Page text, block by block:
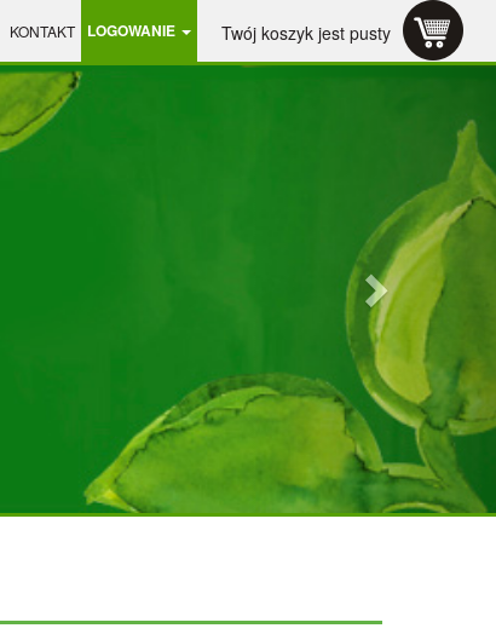
Twój koszyk jest pusty
KONTAKT LOGOWANIE